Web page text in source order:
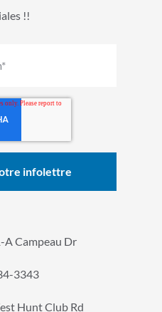
!!
A Campeau Dr
3343
Hunt Club Rd